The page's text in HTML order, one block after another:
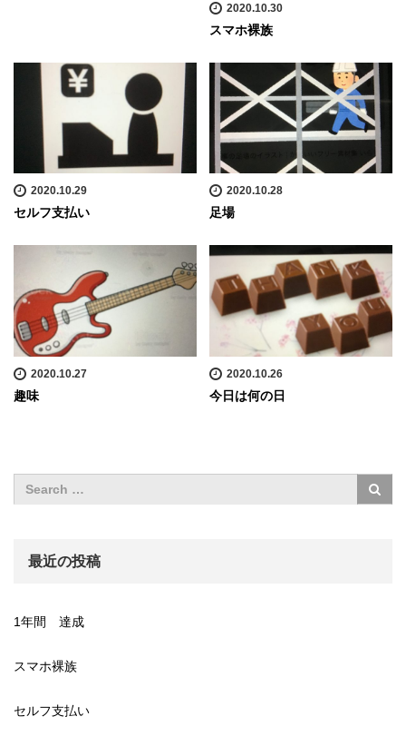
2020.10.30
スマホ裸族
2020.10.29
セルフ支払い
2020.10.28
足場
2020.10.27
趣味
2020.10.26
今日は何の日
最近の投稿
1年間 達成
スマホ裸族
セルフ支払い